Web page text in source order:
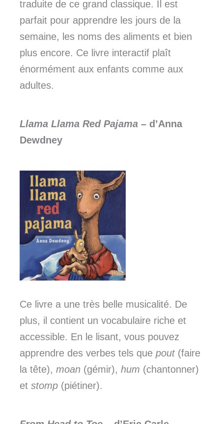
traduite de ce grand classique. Il est
parfait pour apprendre les jours de la
semaine, les noms des aliments et bien
plus encore. Ce livre interactif plaît
énormément aux enfants comme aux
adultes.
Llama Llama Red Pajama – d’Anna
Dewdney
Ce livre a une très belle musicalité. De
plus, il contient un vocabulaire riche et
accessible. En le lisant, vous pouvez
apprendre des verbes tels que pout (faire
la tête), moan (gémir), hum (chantonner)
et stomp (piétiner).